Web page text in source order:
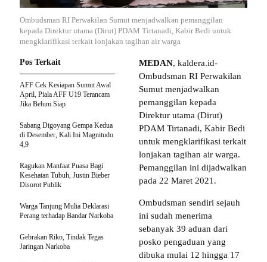
Ombudsman RI Perwakilan Sumut menjadwalkan pemanggilan
kepada Direktur utama (Dirut) PDAM Tirtanadi, Kabir Bedi untuk
mengklarifikasi terkait lonjakan tagihan air warga
MEDAN, kaldera.id-
Ombudsman RI Perwakilan
Sumut menjadwalkan
pemanggilan kepada
Direktur utama (Dirut)
PDAM Tirtanadi, Kabir Bedi
untuk mengklarifikasi terkait
lonjakan tagihan air warga.
Pemanggilan ini dijadwalkan
pada 22 Maret 2021.
Ombudsman sendiri sejauh
ini sudah menerima
sebanyak 39 aduan dari
posko pengaduan yang
dibuka mulai 12 hingga 17
Pos Terkait
AFF Cek Kesiapan Sumut Awal
April, Piala AFF U19 Terancam
Jika Belum Siap
Sabang Digoyang Gempa Kedua
di Desember, Kali Ini Magnitudo
4,9
Ragukan Manfaat Puasa Bagi
Kesehatan Tubuh, Justin Bieber
Disorot Publik
Warga Tanjung Mulia Deklarasi
Perang terhadap Bandar Narkoba
Gebrakan Riko, Tindak Tegas
Jaringan Narkoba